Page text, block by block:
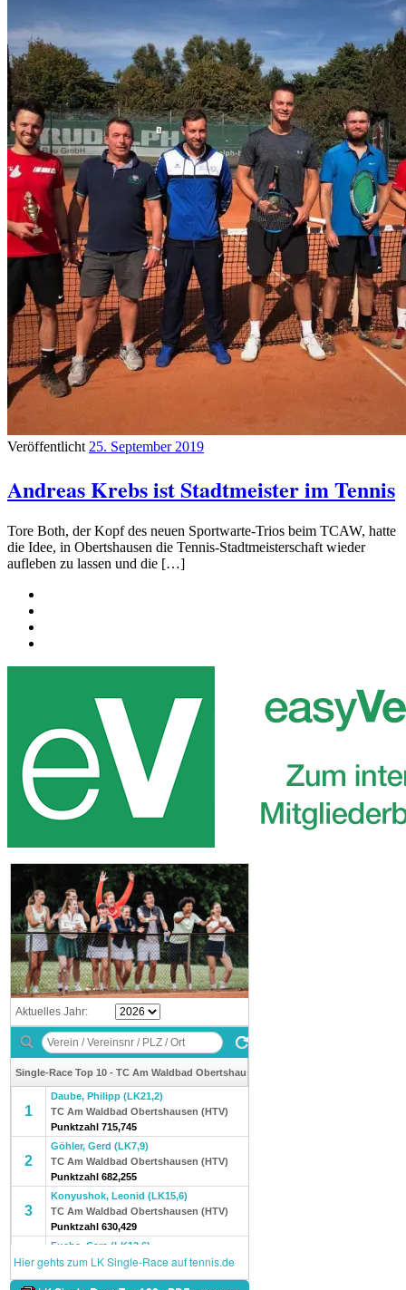
Veröffentlicht 25. September 2019
Andreas Krebs ist Stadtmeister im Tennis
Tore Both, der Kopf des neuen Sportwarte-Trios beim TCAW, hatte
die Idee, in Obertshausen die Tennis-Stadtmeisterschaft wieder
aufleben zu lassen und die […]